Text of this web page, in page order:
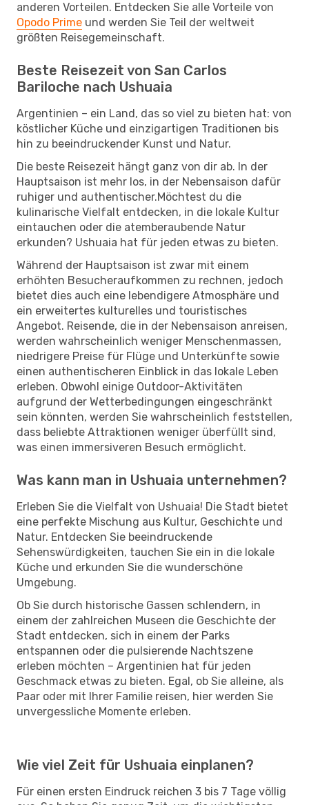
anderen Vorteilen. Entdecken Sie alle Vorteile von
Opodo Prime und werden Sie Teil der weltweit
größten Reisegemeinschaft.
Beste Reisezeit von San Carlos
Bariloche nach Ushuaia
Argentinien – ein Land, das so viel zu bieten hat: von
köstlicher Küche und einzigartigen Traditionen bis
hin zu beeindruckender Kunst und Natur.
Die beste Reisezeit hängt ganz von dir ab. In der
Hauptsaison ist mehr los, in der Nebensaison dafür
ruhiger und authentischer.Möchtest du die
kulinarische Vielfalt entdecken, in die lokale Kultur
eintauchen oder die atemberaubende Natur
erkunden? Ushuaia hat für jeden etwas zu bieten.
Während der Hauptsaison ist zwar mit einem
erhöhten Besucheraufkommen zu rechnen, jedoch
bietet dies auch eine lebendigere Atmosphäre und
ein erweitertes kulturelles und touristisches
Angebot. Reisende, die in der Nebensaison anreisen,
werden wahrscheinlich weniger Menschenmassen,
niedrigere Preise für Flüge und Unterkünfte sowie
einen authentischeren Einblick in das lokale Leben
erleben. Obwohl einige Outdoor-Aktivitäten
aufgrund der Wetterbedingungen eingeschränkt
sein könnten, werden Sie wahrscheinlich feststellen,
dass beliebte Attraktionen weniger überfüllt sind,
was einen immersiveren Besuch ermöglicht.
Was kann man in Ushuaia unternehmen?
Erleben Sie die Vielfalt von Ushuaia! Die Stadt bietet
eine perfekte Mischung aus Kultur, Geschichte und
Natur. Entdecken Sie beeindruckende
Sehenswürdigkeiten, tauchen Sie ein in die lokale
Küche und erkunden Sie die wunderschöne
Umgebung.
Ob Sie durch historische Gassen schlendern, in
einem der zahlreichen Museen die Geschichte der
Stadt entdecken, sich in einem der Parks
entspannen oder die pulsierende Nachtszene
erleben möchten – Argentinien hat für jeden
Geschmack etwas zu bieten. Egal, ob Sie alleine, als
Paar oder mit Ihrer Familie reisen, hier werden Sie
unvergessliche Momente erleben.
Wie viel Zeit für Ushuaia einplanen?
Für einen ersten Eindruck reichen 3 bis 7 Tage völlig